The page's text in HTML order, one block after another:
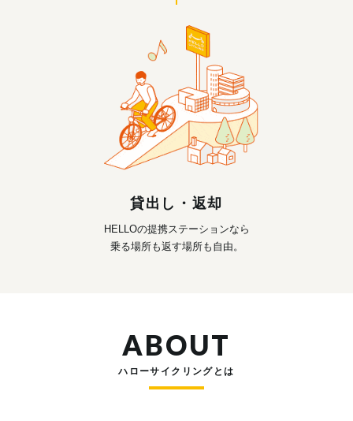
貸出し・返却
HELLOの提携ステーションなら
乗る場所も返す場所も自由。
ABOUT
ハローサイクリングとは